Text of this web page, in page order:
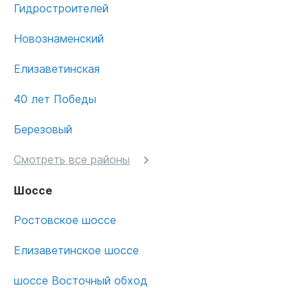
Гидростроителей
Новознаменский
Елизаветинская
40 лет Победы
Березовый
Смотреть все районы
Шоссе
Ростовское шоссе
Елизаветинское шоссе
шоссе Восточный обход